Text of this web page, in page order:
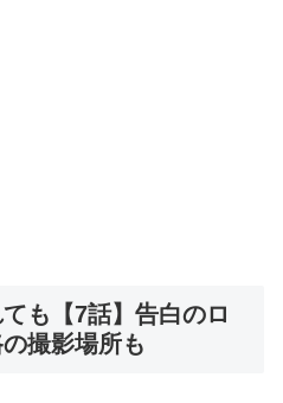
も【7話】告白のロ
撮影場所も